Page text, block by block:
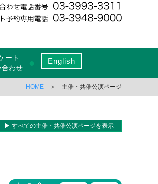
ート
合わせ
● English
HOME ＞ 主催・共催公演ページ
▶ すべての主催・共催公演ページを表示